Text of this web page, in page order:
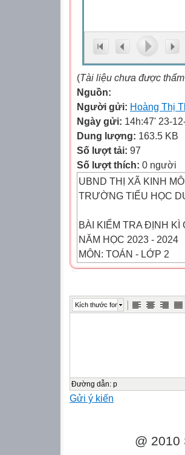
(Tài liệu chưa được
Nguồn:
Người gửi: Hoàng Thị
Ngày gửi: 14h:47' 23-
Dung lượng: 163.5 KB
Số lượt tải: 97
Số lượt thích: 0 người
UBND THỊ XÃ KINH
TRƯỜNG TIỂU HỌC
BÀI KIỂM TRA ĐỊNH KÌ
NĂM HỌC 2023 - 2024
MÔN: TOÁN - LỚP 2
…../05/2024
Điểm
Nhận xét
Kích thước font
Đường dẫn: p
Gửi ý kiến
@ 2010